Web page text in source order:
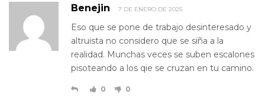
Benejin 7 DE ENERO DE 2025
Eso que se pone de trabajo desinteresado y
altruista no considero que se siña a la
realidad. Munchas veces se suben escalones
pisoteando a los qie se cruzan en tu camino.
0 0